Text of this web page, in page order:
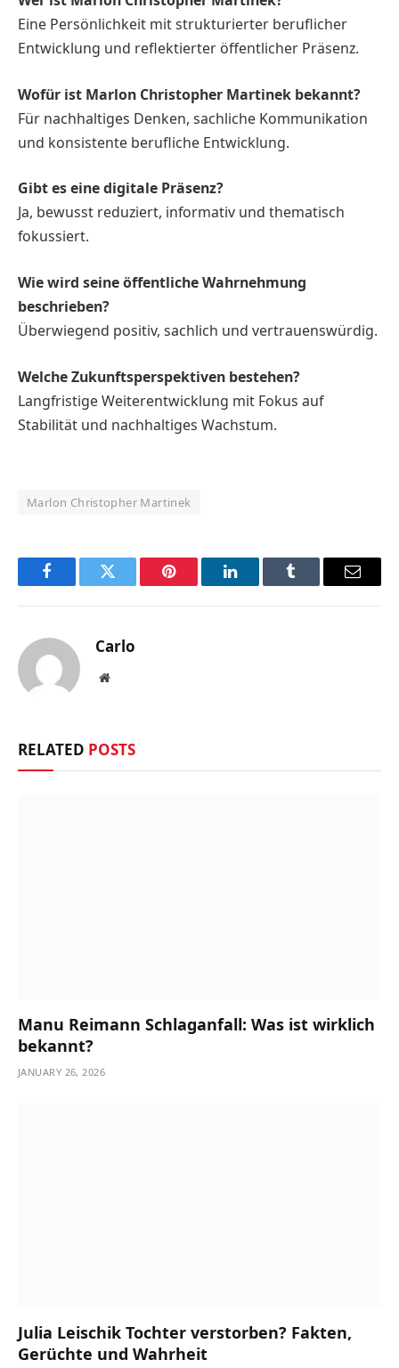
Eine Persönlichkeit mit strukturierter beruflicher
Entwicklung und reflektierter öffentlicher Präsenz.
Wofür ist Marlon Christopher Martinek bekannt?
Für nachhaltiges Denken, sachliche Kommunikation
und konsistente berufliche Entwicklung.
Gibt es eine digitale Präsenz?
Ja, bewusst reduziert, informativ und thematisch
fokussiert.
Wie wird seine öffentliche Wahrnehmung
beschrieben?
Überwiegend positiv, sachlich und vertrauenswürdig.
Welche Zukunftsperspektiven bestehen?
Langfristige Weiterentwicklung mit Fokus auf
Stabilität und nachhaltiges Wachstum.
Marlon Christopher Martinek
FacebookTwitter Pinterest LinkedInTumblr Email
Carlo
Website
RELATED POSTS
Manu Reimann Schlaganfall: Was ist wirklich
bekannt?
JANUARY 26, 2026
Julia Leischik Tochter verstorben? Fakten,
Gerüchte und Wahrheit